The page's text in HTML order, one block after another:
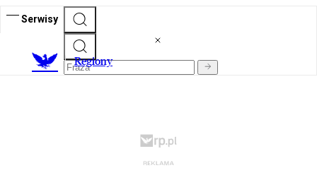
Serwisy
Regiony